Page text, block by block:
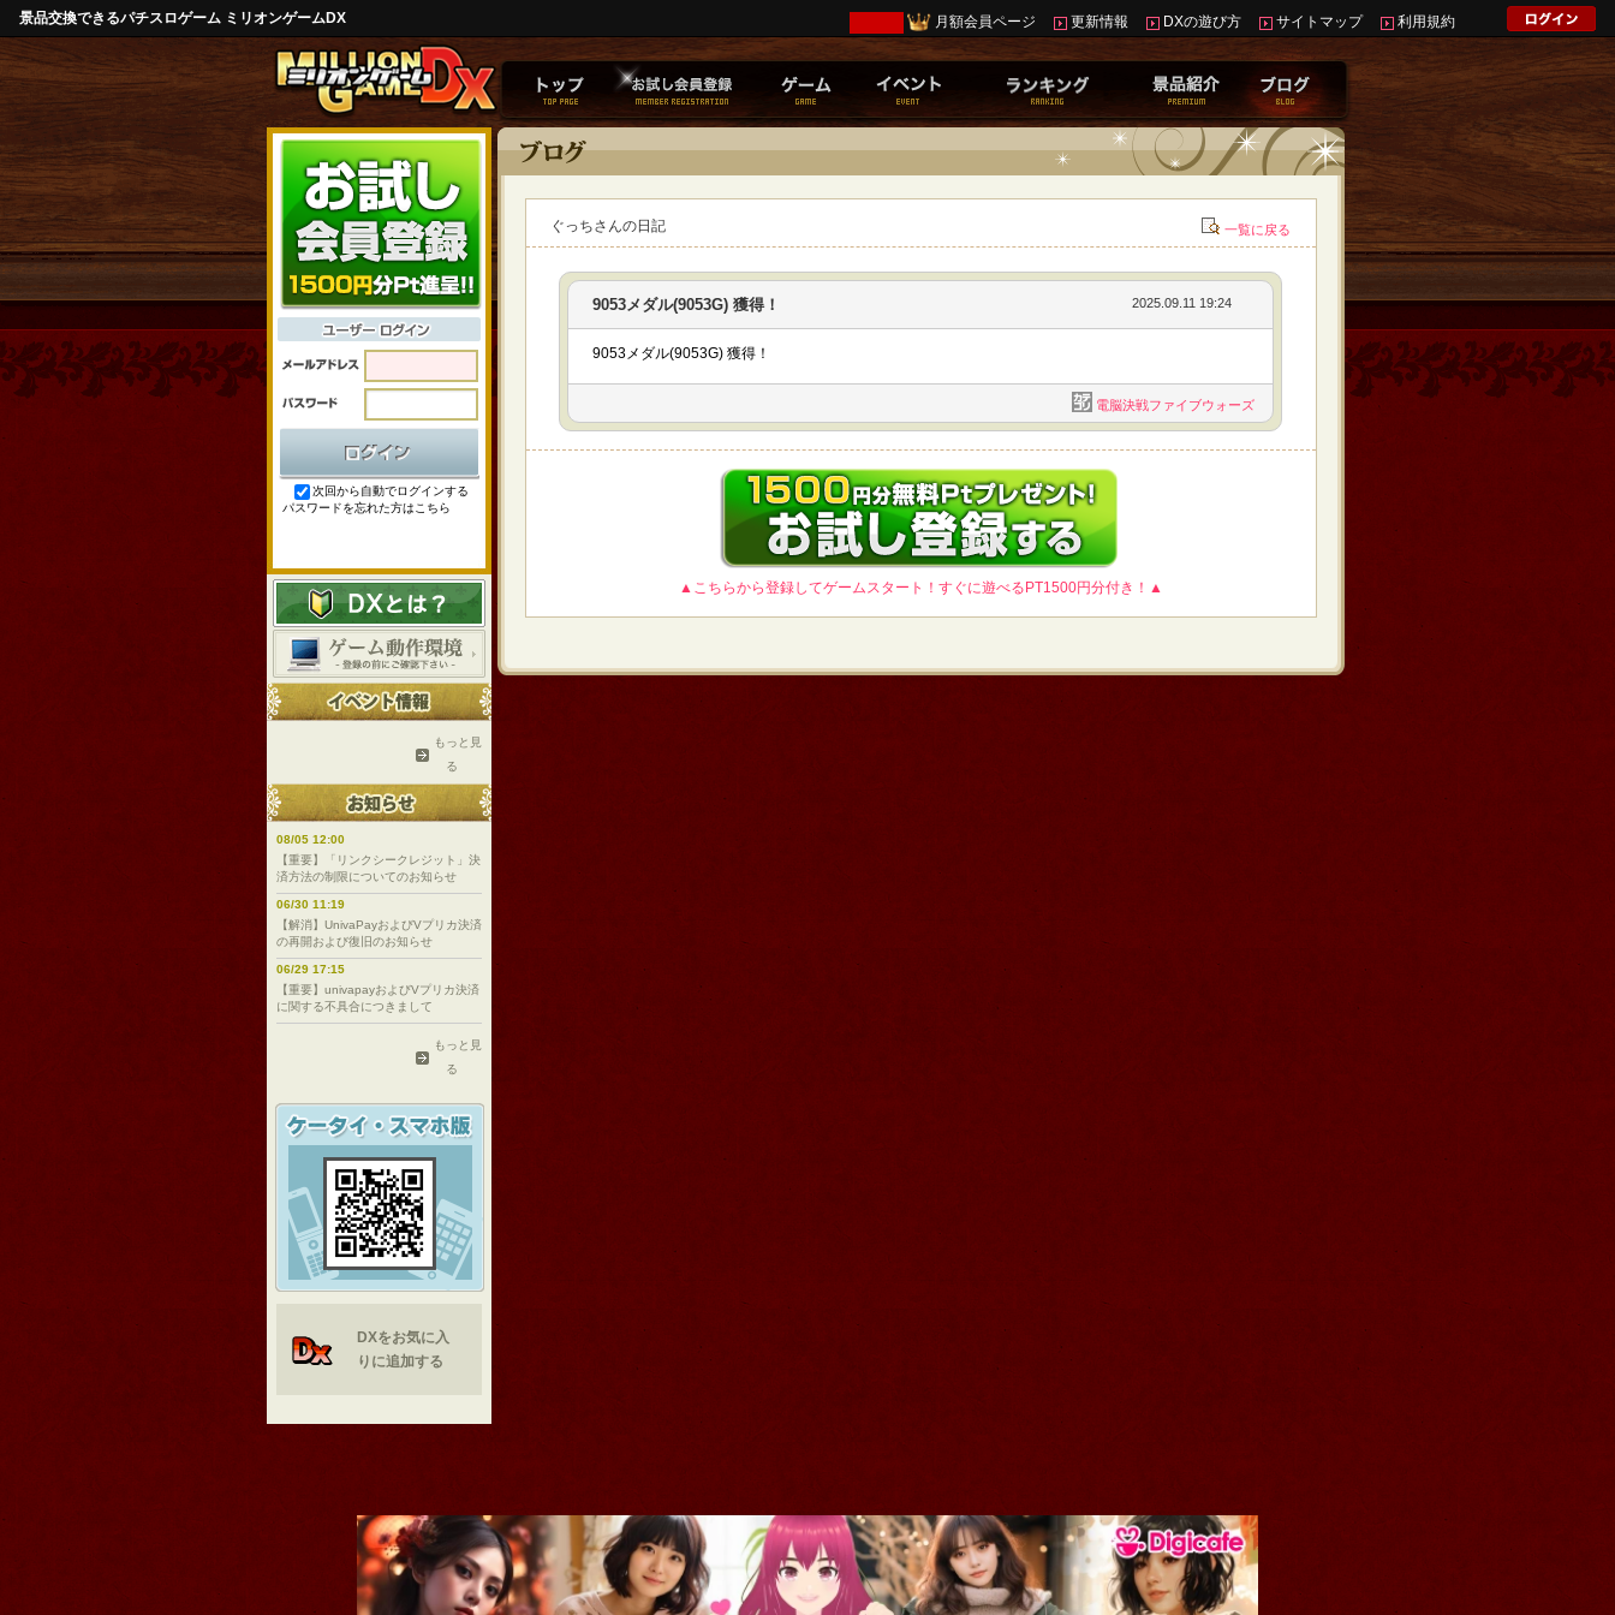
景品交換できるパチスロゲーム ミリオンゲームDX 月額会員ページ 更新情報 DXの遊び方 サイトマップ 利用規約
次回から自動でログインする
パスワードを忘れた方はこちら
もっと見
る
08/05 12:00
【重要】「リンクシークレジット」決
済方法の制限についてのお知らせ
06/30 11:19
【解消】UnivaPayおよびVプリカ決済
の再開および復旧のお知らせ
06/29 17:15
【重要】univapayおよびVプリカ決済
に関する不具合につきまして
もっと見
る
DXをお気に入
りに追加する
ぐっちさんの日記 一覧に戻る
9053メダル(9053G) 獲得！ 2025.09.11 19:24
9053メダル(9053G) 獲得！
電脳決戦ファイブウォーズ
▲こちらから登録してゲームスタート！すぐに遊べるPT1500円分付き！▲